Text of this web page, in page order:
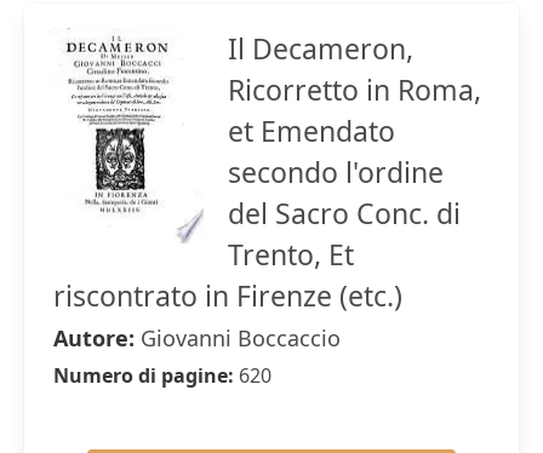
Il Decameron,
Ricorretto in Roma,
et Emendato
secondo l'ordine
del Sacro Conc. di
Trento, Et
riscontrato in Firenze (etc.)
Autore: Giovanni Boccaccio
Numero di pagine: 620